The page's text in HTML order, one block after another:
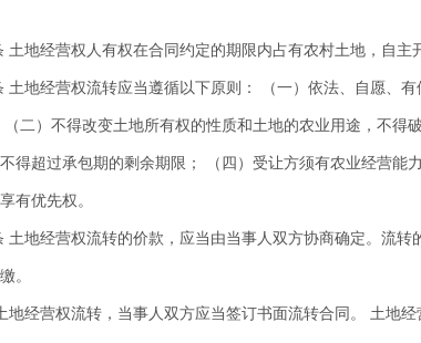
土地经营权人有权在合同约定的期限内占有农村土地，自主
土地经营权流转应当遵循以下原则： （一）依法、自愿、
二）不得改变土地所有权的性质和土地的农业用途，不得
不得超过承包期的剩余期限； （四）受让方须有农业经营能
有优先权。
土地经营权流转的价款，应当由当事人双方协商确定。流转
。
地经营权流转，当事人双方应当签订书面流转合同。 土地经